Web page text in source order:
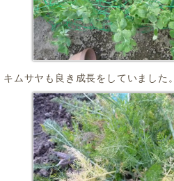
キムサヤも良き成長をしていました。